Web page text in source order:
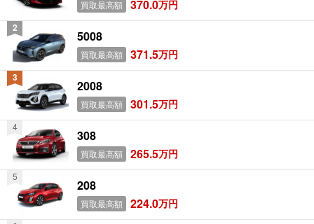
買取最高額 370.0万円
5008
買取最高額 371.5万円
2008
買取最高額 301.5万円
308
買取最高額 265.5万円
208
買取最高額 224.0万円